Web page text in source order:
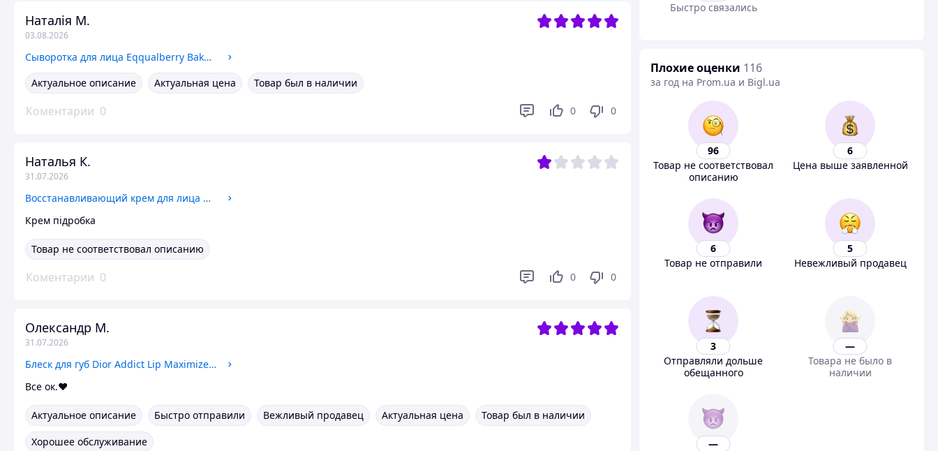
Наталія М.
03.08.2026
Сыворотка для лица Eqqualberry Bakuchiol Plumping Serum, 30 мл
Актуальное описание
Актуальная цена Товар был в наличии
Коментарии 0 0 0
Наталья К.
31.07.2026
Восстанавливающий крем для лица Dr. Althea 345 Relief Cream
Крем підробка
Товар не соответствовал описанию
Коментарии 0 0 0
Олександр М.
31.07.2026
Блеск для губ Dior Addict Lip Maximizer 015 Cherry
Все ок.❤️
Актуальное описание Быстро отправили Вежливый продавец Актуальная цена
Товар был в наличии
Хорошее обслуживание
Быстро связались
Плохие оценки 116
за год на Prom.ua и Bigl.ua
96
Товар не соответствовал
описанию
6
Цена выше заявленной
6
Товар не отправили
5
Невежливый продавец
3
Отправляли дольше
обещанного
—
Товара не было в
наличии
—